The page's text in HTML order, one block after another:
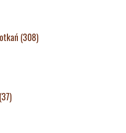
(308)
(37)